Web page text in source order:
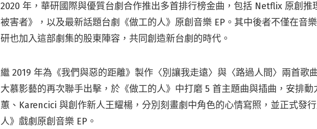
2020 年，華研國際與優質台劇合作推出多首排行榜金曲，包括 Netflix 原創推
被害者》，以及最新話題台劇《做工的人》原創音樂 EP。其中後者不僅在音
研也加入這部劇集的股東陣容，共同創造新台劇的時代。
繼 2019 年為《我們與惡的距離》製作〈別讓我走遠〉與〈路過人間〉兩首歌
大慕影藝的再次聯手出擊，於《做工的人》中打磨 5 首主題曲與插曲，安排動
蕙、Karencici 與創作新人王耀楊，分別刻畫劇中角色的心情寫照，並正式發
人》戲劇原創音樂 EP。